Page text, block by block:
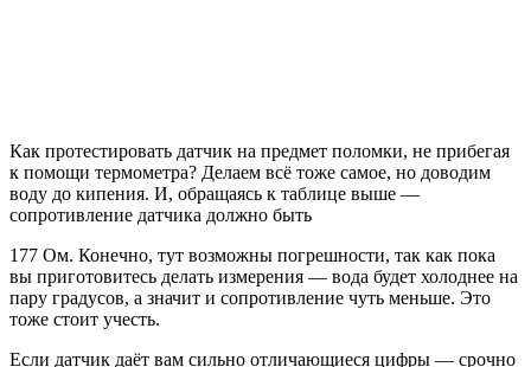
Как протестировать датчик на предмет поломки, не прибегая
к помощи термометра? Делаем всё тоже самое, но доводим
воду до кипения. И, обращаясь к таблице выше —
сопротивление датчика должно быть
177 Ом. Конечно, тут возможны погрешности, так как пока
вы приготовитесь делать измерения — вода будет холоднее на
пару градусов, а значит и сопротивление чуть меньше. Это
тоже стоит учесть.
Если датчик даёт вам сильно отличающиеся цифры — срочно